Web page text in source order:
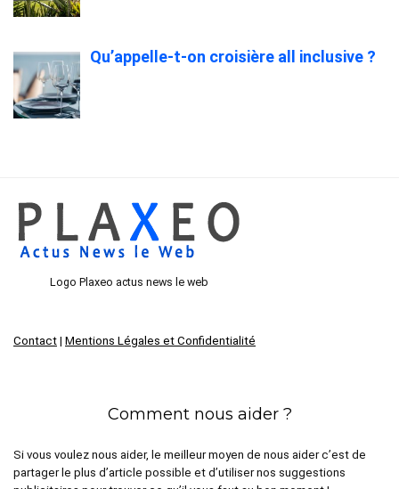
Qu’appelle-t-on croisière all inclusive ?
Logo Plaxeo actus news le web
Contact | Mentions Légales et Confidentialité
Comment nous aider ?
Si vous voulez nous aider, le meilleur moyen de nous aider c’est de
partager le plus d’article possible et d’utiliser nos suggestions